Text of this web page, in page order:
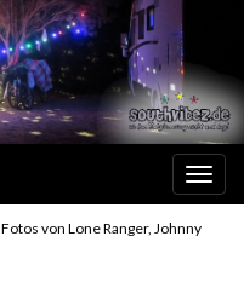
Fotos von Lone Ranger, Johnny